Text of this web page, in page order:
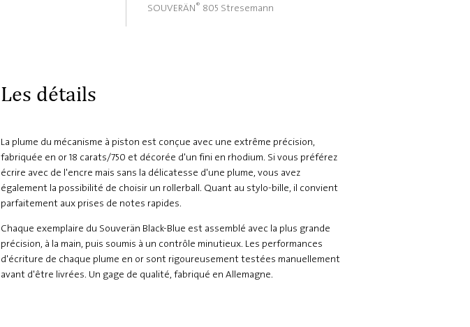
SOUVERÄN® 805 Stresemann
Les détails
La plume du mécanisme à piston est conçue avec une extrême précision,
fabriquée en or 18 carats/750 et décorée d'un fini en rhodium. Si vous préférez
écrire avec de l'encre mais sans la délicatesse d'une plume, vous avez
également la possibilité de choisir un rollerball. Quant au stylo-bille, il convient
parfaitement aux prises de notes rapides.
Chaque exemplaire du Souverän Black-Blue est assemblé avec la plus grande
précision, à la main, puis soumis à un contrôle minutieux. Les performances
d'écriture de chaque plume en or sont rigoureusement testées manuellement
avant d'être livrées. Un gage de qualité, fabriqué en Allemagne.